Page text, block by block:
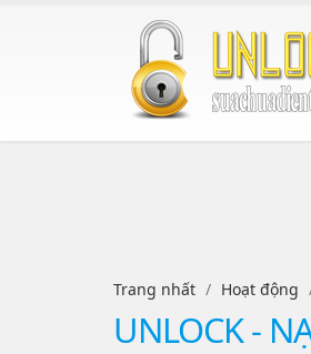
Trang nhất Hoạt động
UNLOCK -